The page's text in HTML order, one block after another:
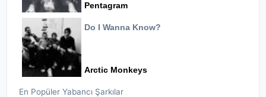
Pentagram
Do I Wanna Know?
Arctic Monkeys
En Popüler Yabancı Şarkılar